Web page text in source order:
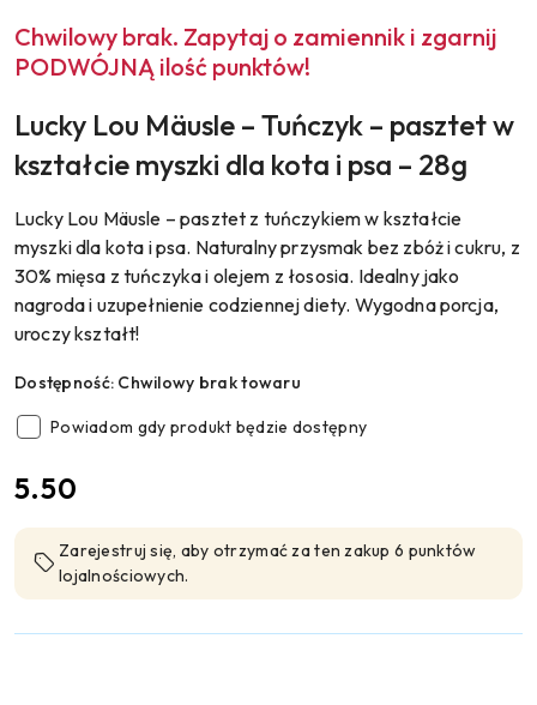
Chwilowy brak. Zapytaj o zamiennik i zgarnij
PODWÓJNĄ ilość punktów!
Lucky Lou Mäusle – Tuńczyk – pasztet w
kształcie myszki dla kota i psa – 28g
Lucky Lou Mäusle – pasztet z tuńczykiem w kształcie
myszki dla kota i psa. Naturalny przysmak bez zbóż i cukru, z
30% mięsa z tuńczyka i olejem z łososia. Idealny jako
nagroda i uzupełnienie codziennej diety. Wygodna porcja,
uroczy kształt!
Dostępność: Chwilowy brak towaru
Powiadom gdy produkt będzie dostępny
cena:
5.50
Zarejestruj się, aby otrzymać za ten zakup 6 punktów
lojalnościowych.